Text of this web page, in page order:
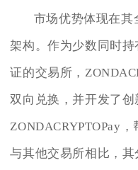
市场优势体现在其
架构。作为少数同时持
证的交易所，
双向兑换，并开发了创
ZONDACRYPTOPay
与其他交易所相比，